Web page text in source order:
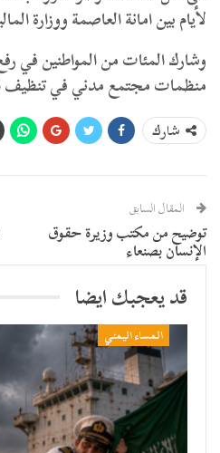
لأيام بين امانة العاصمة ووزارة
وشارك المئات من المواطنين في
منظمات مجتمع مدني في تنظيف
شارك
المقال السابق
توضيح من مكتب وزيرة حقوق
الإنسان بصنعاء
قد يعجبك ايضا
المساء اليمني